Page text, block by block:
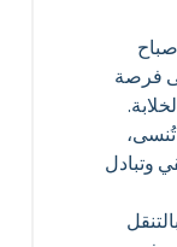
فرصة
وتبادل